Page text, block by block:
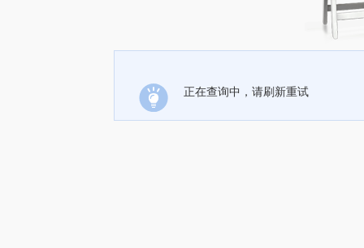
正在查询中，请刷新重试